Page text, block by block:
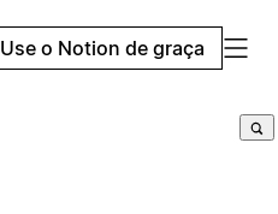
Use o Notion de graça